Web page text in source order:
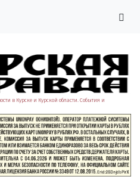
в Курске и Курской области. События и